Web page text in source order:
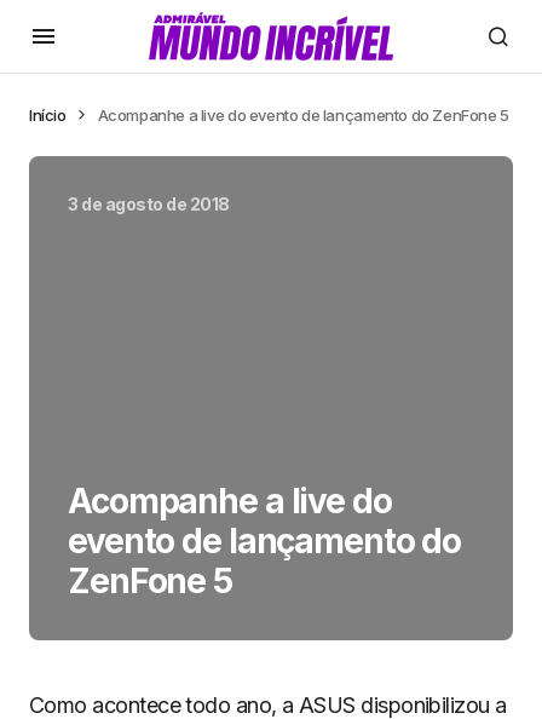
Início Acompanhe a live do evento de lançamento do ZenFone 5
3 de agosto de 2018
Acompanhe a live do
evento de lançamento do
ZenFone 5
Como acontece todo ano, a ASUS disponibilizou a